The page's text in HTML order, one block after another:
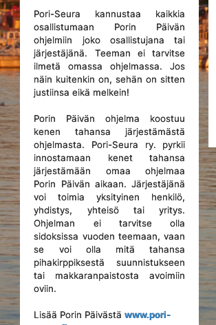
Pori-Seura kannustaa kaikkia
osallistumaan Porin Päivän
ohjelmiin joko osallistujana tai
järjestäjänä. Teeman ei tarvitse
ilmetä omassa ohjelmassa. Jos
näin kuitenkin on, sehän on sitten
justiinsa eikä melkein!
Porin Päivän ohjelma koostuu
kenen tahansa järjestämästä
ohjelmasta. Pori-Seura ry. pyrkii
innostamaan kenet tahansa
järjestämään omaa ohjelmaa
Porin Päivän aikaan. Järjestäjänä
voi toimia yksityinen henkilö,
yhdistys, yhteisö tai yritys.
Ohjelman ei tarvitse olla
sidoksissa vuoden teemaan, vaan
se voi olla mitä tahansa
pihakirppiksestä suunnistukseen
tai makkaranpaistosta avoimiin
oviin.
Lisää Porin Päivästäwww.pori-